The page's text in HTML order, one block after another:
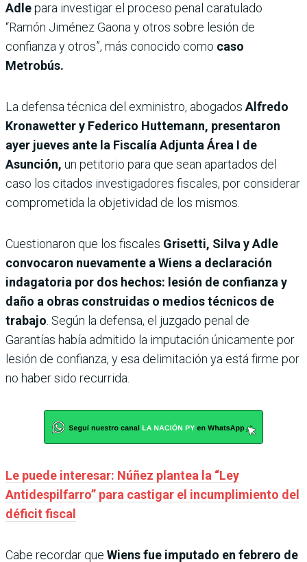
Adlepara investigar el proceso penal caratulado
“Ramón Jiménez Gaona y otros sobre lesión de
confianza y otros”, más conocido como caso
Metrobús.
La defensa técnica del exministro, abogados Alfredo
Kronawetter y Federico Huttemann, presentaron
ayer jueves ante la Fiscalía Adjunta Área I de
Asunción, un petitorio para que sean apartados del
caso los citados investigadores fiscales, por considerar
comprometida la objetividad de los mismos.
Cuestionaron que los fiscales Grisetti, Silva y Adle
convocaron nuevamente a Wiens a declaración
indagatoria por dos hechos: lesión de confianza y
daño a obras construidas o medios técnicos de
trabajo . Según la defensa, el juzgado penal de
Garantías había admitido la imputación únicamente por
lesión de confianza, y esa delimitación ya está firme por
no haber sido recurrida.
Le puede interesar: Núñez plantea la “Ley
Antidespilfarro” para castigar el incumplimiento del
déficit fiscal
Cabe recordar que Wiens fue imputado en febrero de